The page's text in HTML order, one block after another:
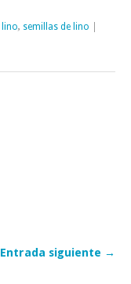
lino, semillas de lino
Entrada siguiente →